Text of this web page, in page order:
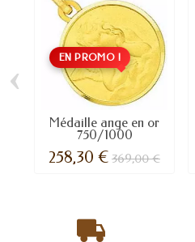
EN PROMO !
Médaille ange en or
750/1000
258,30 € 369,00 €
‹